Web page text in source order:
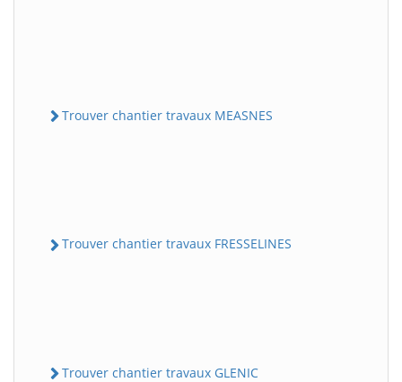
Trouver chantier travaux MEASNES
Trouver chantier travaux FRESSELINES
Trouver chantier travaux GLENIC